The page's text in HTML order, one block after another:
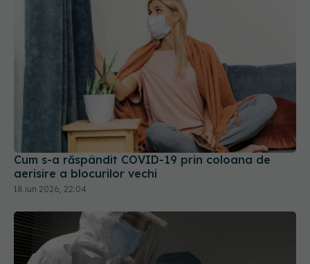
Cum s-a răspândit COVID-19 prin coloana de
aerisire a blocurilor vechi
18 iun 2026, 22:04